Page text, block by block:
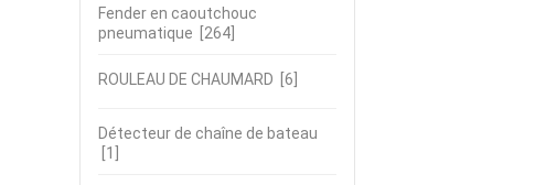
Fender en caoutchouc
pneumatique [264]
ROULEAU DE CHAUMARD [6]
Détecteur de chaîne de bateau
[1]